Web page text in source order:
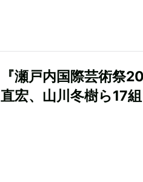
『瀬戸内国際芸術祭
直宏、山川冬樹ら17組